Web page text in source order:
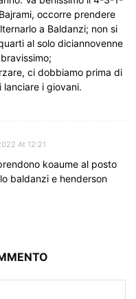
occorre prendere
a Baldanzi; non si
al solo diciannovenne
ci dobbiamo prima di
i giovani.
At 12:21
koaume al posto
baldanzi e henderson